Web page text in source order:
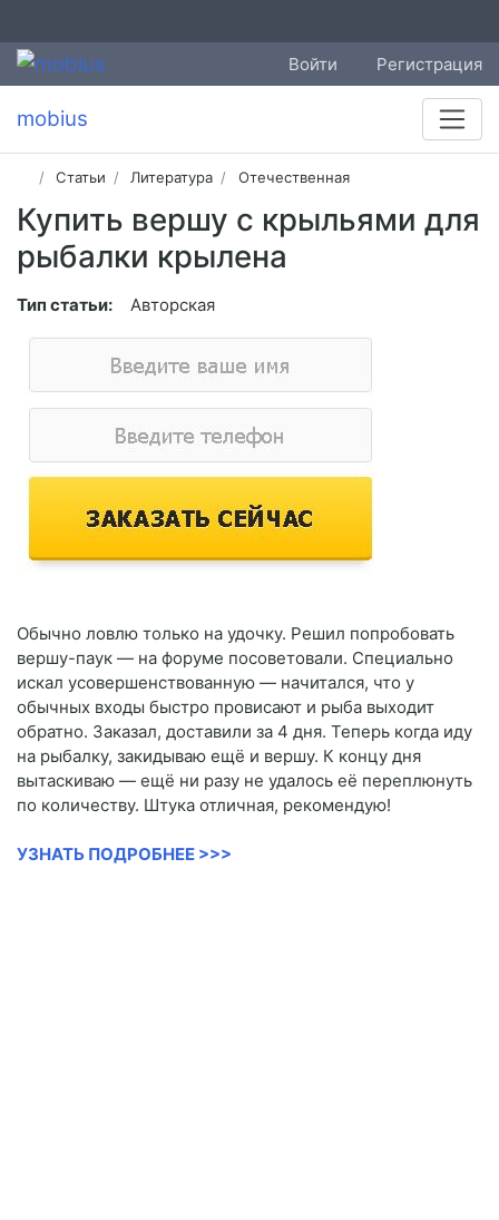
Войти Регистрация
mobius
Статьи Литература Отечественная
Купить вершу с крыльями для
рыбалки крылена
Тип статьи: Авторская
Обычно ловлю только на удочку. Решил попробовать
вершу-паук — на форуме посоветовали. Специально
искал усовершенствованную — начитался, что у
обычных входы быстро провисают и рыба выходит
обратно. Заказал, доставили за 4 дня. Теперь когда иду
на рыбалку, закидываю ещё и вершу. К концу дня
вытаскиваю — ещё ни разу не удалось её переплюнуть
по количеству. Штука отличная, рекомендую!
УЗНАТЬ ПОДРОБНЕЕ >>>